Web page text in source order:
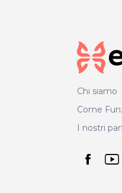
Chi siamo
Come
I nostri